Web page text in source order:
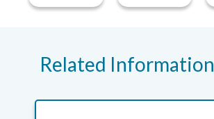
Related Information